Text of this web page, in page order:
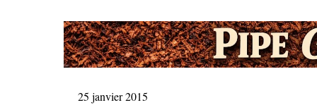
25 janvier 2015